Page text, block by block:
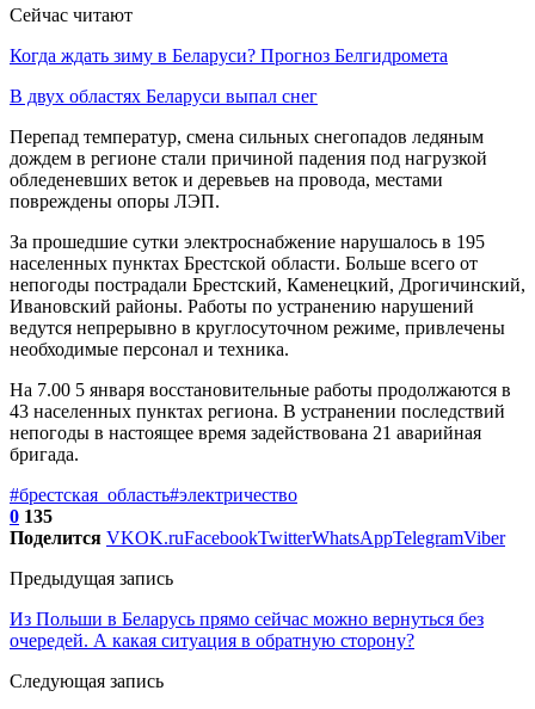
Сейчас читают
Когда ждать зиму в Беларуси? Прогноз Белгидромета
В двух областях Беларуси выпал снег
Перепад температур, смена сильных снегопадов ледяным
дождем в регионе стали причиной падения под нагрузкой
обледеневших веток и деревьев на провода, местами
повреждены опоры ЛЭП.
За прошедшие сутки электроснабжение нарушалось в 195
населенных пунктах Брестской области. Больше всего от
непогоды пострадали Брестский, Каменецкий, Дрогичинский,
Ивановский районы. Работы по устранению нарушений
ведутся непрерывно в круглосуточном режиме, привлечены
необходимые персонал и техника.
На 7.00 5 января восстановительные работы продолжаются в
43 населенных пунктах региона. В устранении последствий
непогоды в настоящее время задействована 21 аварийная
бригада.
#брестская_область#электричество
0 135
Поделится VKOK.ruFacebookTwitterWhatsAppTelegramViber
Предыдущая запись
Из Польши в Беларусь прямо сейчас можно вернуться без
очередей. А какая ситуация в обратную сторону?
Следующая запись